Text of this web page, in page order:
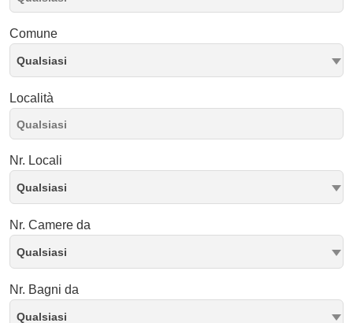
Comune
Qualsiasi
Località
Nr. Locali
Qualsiasi
Nr. Camere da
Qualsiasi
Nr. Bagni da
Qualsiasi